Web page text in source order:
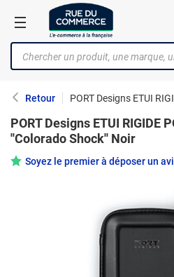
Retour
PORT Designs ETUI RIGIDE
''Colorado Shock'' Noir
Soyez le premier à déposer un